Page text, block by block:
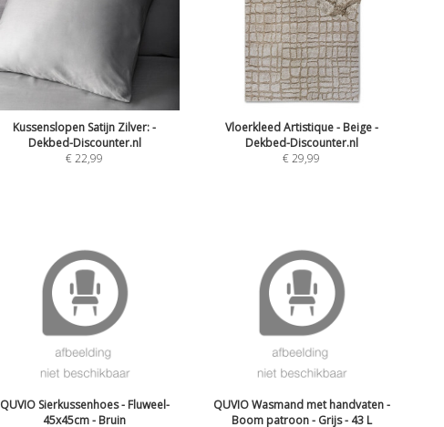
Kussenslopen Satijn Zilver: -
Dekbed-Discounter.nl
€22,99
Vloerkleed Artistique - Beige -
Dekbed-Discounter.nl
€29,99
QUVIO Sierkussenhoes - Fluweel-
45x45cm - Bruin
QUVIO Wasmand met handvaten -
Boom patroon - Grijs - 43 L